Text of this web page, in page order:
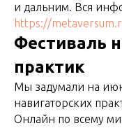
и дальним. Вся
https://
Фестиваль
практик
Мы задумали на
навигаторских
Онлайн по всему